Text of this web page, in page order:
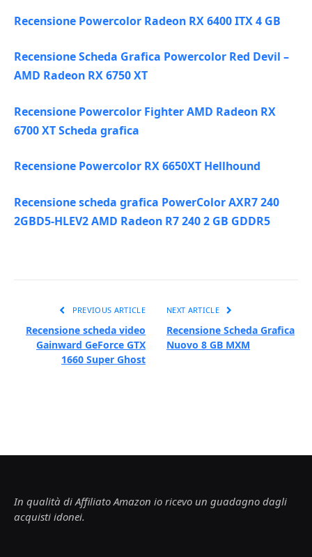
Recensione Powercolor Radeon RX 6400 ITX 4 GB
Recensione Scheda Grafica Powercolor Red Devil –
AMD Radeon RX 6750 XT
Recensione Powercolor Fighter AMD Radeon RX
6700 XT Scheda grafica
Recensione Powercolor RX 6650XT Hellhound
Recensione scheda grafica PowerColor AXR7 240
2GBD5-HLEV2 AMD Radeon R7 240 2 GB GDDR5
PREVIOUS ARTICLE
Recensione scheda video
Gainward GeForce GTX
1660 Super Ghost
NEXT ARTICLE
Recensione Scheda Grafica
Nuovo 8 GB MXM
In qualità di Affiliato Amazon io ricevo un guadagno dagli
acquisti idonei.